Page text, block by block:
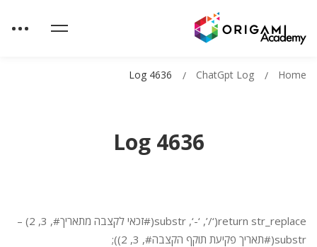
Log 4636
Home
ChatGpt Log
Log 4636
return str_replace(‘/’, ‘-‘, substr(#זכאי לקצבה מתאריך#, 3, 2) –
substr(#תאריך פקיעת תוקף הקצבה#, 3, 2));